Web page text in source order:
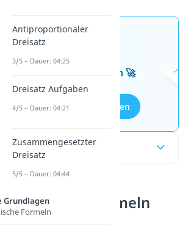
Jetzt neu: Teste dein
Wissen mit unseren
kostenlosen Aufgaben 🚀
Aufgaben entdecken
Inhaltsübersicht
Binomische Formeln
einfach erklärt
Antiproportionaler
Dreisatz
3/5 – Dauer: 04:25
Dreisatz Aufgaben
4/5 – Dauer: 04:21
Zusammengesetzter
Dreisatz
5/5 – Dauer: 04:44
Grundlagen
Formeln